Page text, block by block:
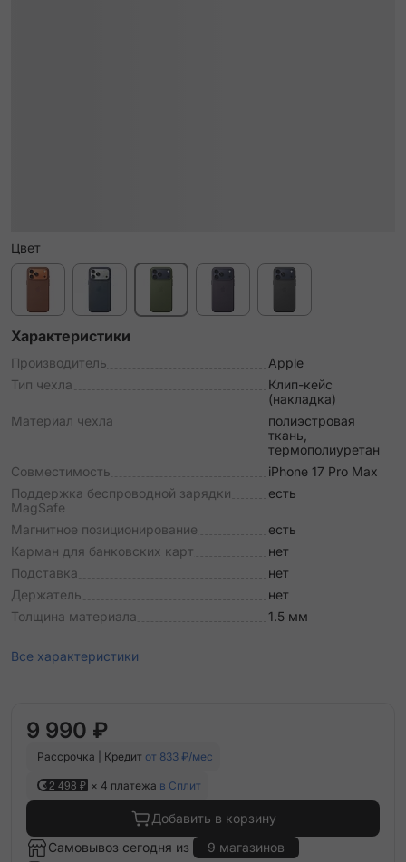
Цвет
Характеристики
Производитель
Apple
Тип чехла
Клип-кейс
(накладка)
Материал чехла
полиэстровая
ткань,
термополиуретан
Совместимость
iPhone 17 Pro Max
Поддержка беспроводной зарядки
MagSafe
есть
Магнитное позиционирование
есть
Карман для банковских карт
нет
Подставка
нет
Держатель
нет
Толщина материала
1.5 мм
Все характеристики
9 990 ₽
Рассрочка | Кредит от 833 ₽/мес
2 498 ₽ × 4 платежа в Сплит
Добавить в корзину
Самовывоз сегодня из
9 магазинов